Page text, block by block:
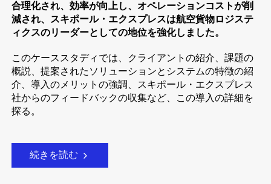
合理化され、効率が向上し、オペレーションコストが削
減され、スキポール・エクスプレスは航空貨物ロジステ
ィクスのリーダーとしての地位を強化しました。
このケーススタディでは、クライアントの紹介、課題の
概説、提案されたソリューションとシステムの特徴の紹
介、導入のメリットの強調、スキポール・エクスプレス
社からのフィードバックの収集など、この導入の詳細を
探る。
続きを読む